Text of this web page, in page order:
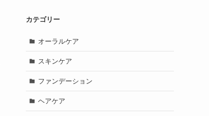
カテゴリー
オーラルケア
スキンケア
ファンデーション
ヘアケア